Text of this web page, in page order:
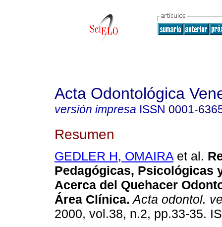
Acta Odontológica
versión impresa ISSN 0001-
Resumen
GEDLER H, OMAIRA et al.
Pedagógicas, Psicológicas
Acerca del Quehacer
Área Clínica. Acta odontol.
2000, vol.38, n.2, pp.33-35.